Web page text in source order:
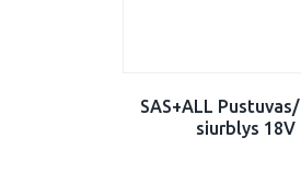
SAS+ALL
siurblys 18V